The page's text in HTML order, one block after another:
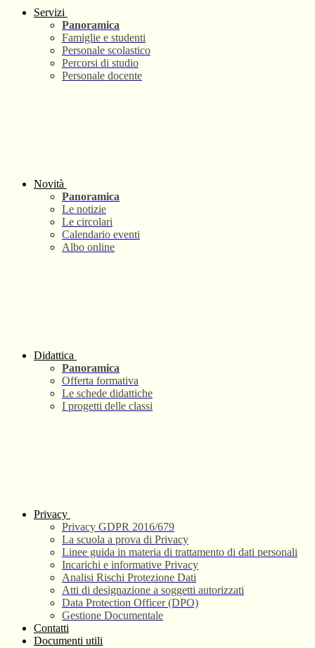
Servizi
Panoramica
Famiglie e studenti
Personale scolastico
Percorsi di studio
Personale docente
Novità
Panoramica
Le notizie
Le circolari
Calendario eventi
Albo online
Didattica
Panoramica
Offerta formativa
Le schede didattiche
I progetti delle classi
Privacy
Privacy GDPR 2016/679
La scuola a prova di Privacy
Linee guida in materia di trattamento di dati personali
Incarichi e informative Privacy
Analisi Rischi Protezione Dati
Atti di designazione a soggetti autorizzati
Data Protection Officer (DPO)
Gestione Documentale
Contatti
Documenti utili